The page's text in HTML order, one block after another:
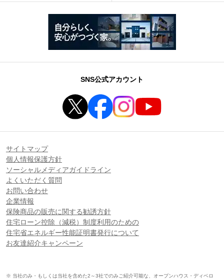
SNS公式アカウント
サイトマップ
個人情報保護方針
ソーシャルメディアガイドライン
よくいただく質問
お問い合わせ
企業情報
保険商品の販売に関する勧誘方針
住宅ローン控除（減税）制度利用のための
住宅省エネルギー性能証明書発行について
お友達紹介キャンペーン
※ 当社のみ・もしくは当社を含めた2～3社でのみご紹介可能な、オープンハウス・ディベロ